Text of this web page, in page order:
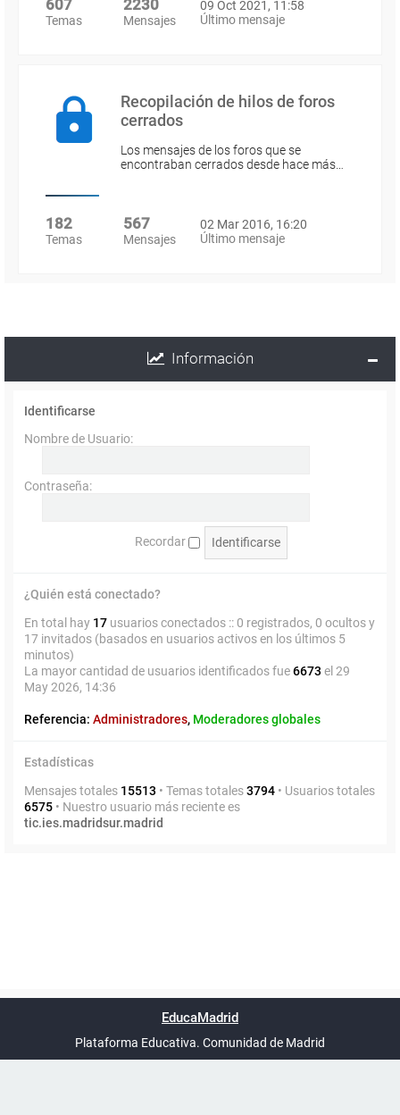
607
Temas
2230
Mensajes
09 Oct 2021, 11:58
Último mensaje
Recopilación de hilos de foros
cerrados
Los mensajes de los foros que se
encontraban cerrados desde hace más…
182
Temas
567
Mensajes
02 Mar 2016, 16:20
Último mensaje
Información
Identificarse
Nombre de Usuario:
Contraseña:
Recordar
¿Quién está conectado?
En total hay 17 usuarios conectados :: 0 registrados, 0 ocultos y
17 invitados (basados en usuarios activos en los últimos 5
minutos)
La mayor cantidad de usuarios identificados fue6673 el 29
May 2026, 14:36
Referencia: Administradores, Moderadores globales
Estadísticas
Mensajes totales 15513 • Temas totales3794 • Usuarios totales
6575 • Nuestro usuario más reciente es
tic.ies.madridsur.madrid
UTC+02:00
phpBB España
EducaMadrid
Plataforma Educativa. Comunidad de Madrid